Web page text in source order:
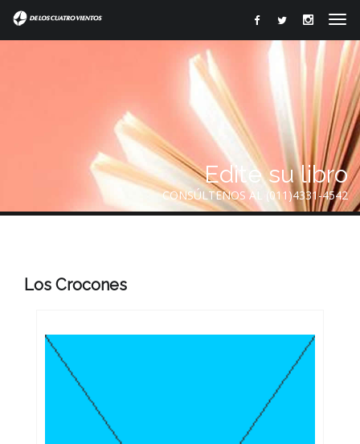
Edite su libro
CONSÚLTENOS AL (011)4331-4542
Los Crocones